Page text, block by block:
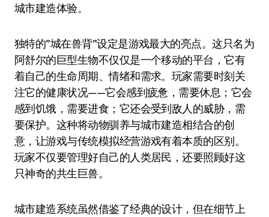
城市建造体验。
独特的”城在兽背”设定是游戏最大的亮点。这只名为
阿舒尔的巨型生物不仅仅是一个移动的平台，它有
着自己的生命周期、情绪和需求。玩家需要时刻关
注它的健康状况——它会感到疲惫，需要休息；它会
感到饥饿，需要进食；它还会受到敌人的威胁，需
要保护。这种将动物驯养与城市建造相结合的创
意，让游戏与传统模拟经营游戏有着本质的区别。
玩家不仅要管理好自己的人类居民，还要照顾好这
只神奇的共生巨兽。
城市建造系统虽然借鉴了经典的设计，但在细节上